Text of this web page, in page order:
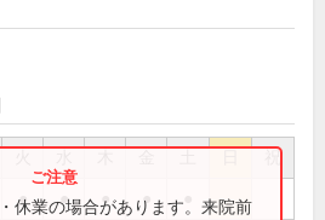
祝
● ● ● ●
休業の場合があります。来院前